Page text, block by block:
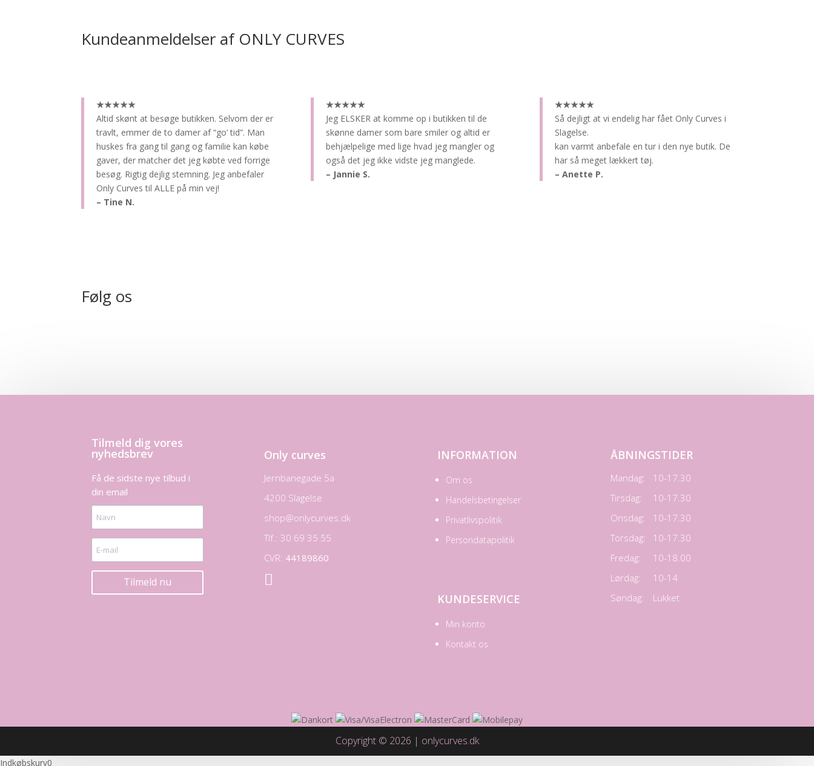
Kundeanmeldelser af ONLY CURVES
★★★★★
Altid skønt at besøge butikken. Selvom der er
travlt, emmer de to damer af “go’ tid”. Man
huskes fra gang til gang og familie kan købe
gaver, der matcher det jeg købte ved forrige
besøg. Rigtig dejlig stemning. Jeg anbefaler
Only Curves til ALLE på min vej!
– Tine N.
★★★★★
Jeg ELSKER at komme op i butikken til de
skønne damer som bare smiler og altid er
behjælpelige med lige hvad jeg mangler og
også det jeg ikke vidste jeg manglede.
– Jannie S.
★★★★★
Så dejligt at vi endelig har fået Only Curves i
Slagelse.
kan varmt anbefale en tur i den nye butik. De
har så meget lækkert tøj.
– Anette P.
Følg os
Tilmeld dig vores
nyhedsbrev
Få de sidste nye tilbud i
din email
Tilmeld nu
Only curves
Jernbanegade 5a
4200 Slagelse
shop@onlycurves.dk
Tlf.: 30 69 35 55
CVR: 44189860

INFORMATION
Om os
Handelsbetingelser
Privatlivspolitik
Persondatapolitik
KUNDESERVICE
Min konto
Kontakt os
ÅBNINGSTIDER
Mandag:
10-17.30
Tirsdag:
10-17.30
Onsdag:
10-17.30
Torsdag:
10-17.30
Fredag:
10-18.00
Lørdag:
10-14
Søndag:
Lukket
Copyright © 2026 | onlycurves.dk
Indkøbskurv0